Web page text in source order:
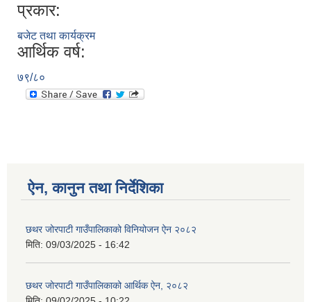
प्रकार:
बजेट तथा कार्यक्रम
आर्थिक वर्ष:
७९/८०
ऐन, कानुन तथा निर्देशिका
छथर जोरपाटी गाउँपालिकाको विनियोजन ऐन २०८२
मिति: 09/03/2025 - 16:42
छथर जोरपाटी गाउँपालिकाको आर्थिक ऐन, २०८२